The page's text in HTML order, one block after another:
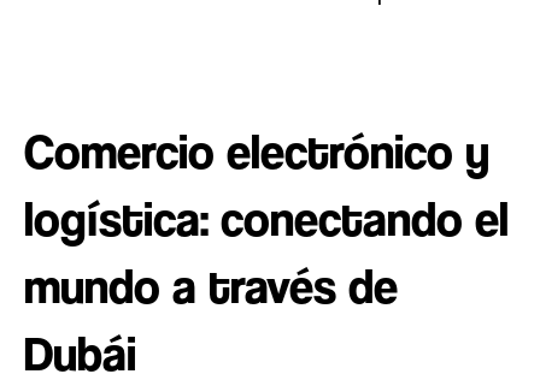
Comercio electrónico y
logística: conectando el
mundo a través de
Dubái